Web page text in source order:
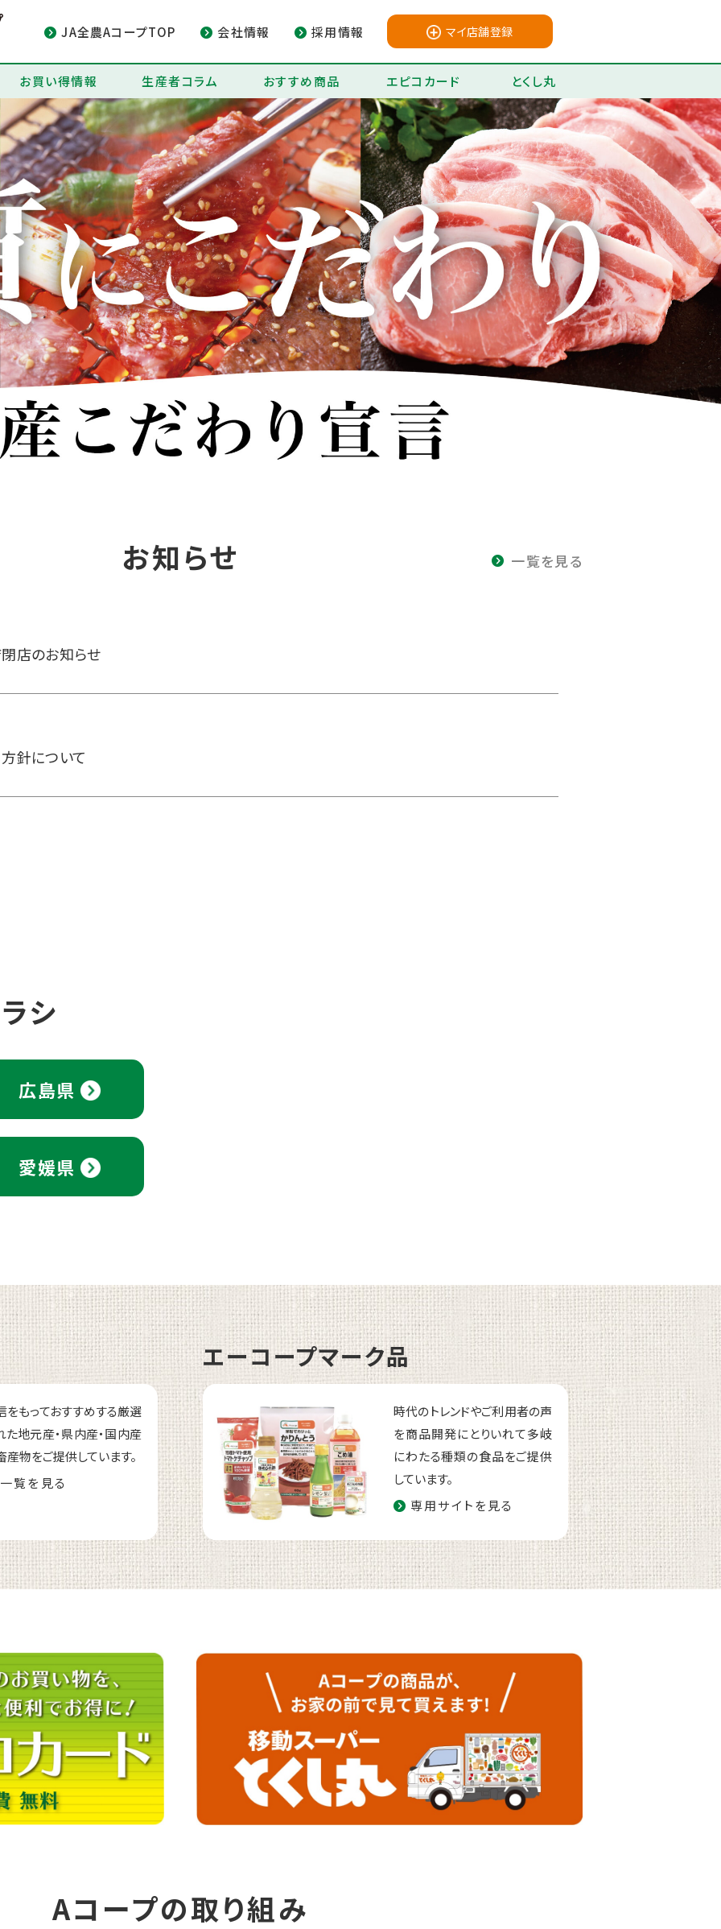
JA全農AコープTOP 会社情報 採用情報 マイ店舗登録
お買い得情報 生産者コラム おすすめ商品 エピコカード とくし丸
お知らせ
店のお知らせ
針について
一覧を見る
シ
広島県
愛媛県
をもっておすすめする厳選
た地元産・県内産・国内産
産物をご提供しています。
一覧を見る
エーコープマーク品
時代のトレンドやご利用者の声
を商品開発にとりいれて多岐
にわたる種類の食品をご提供
しています。
専用サイトを見る
Aコープの取り組み